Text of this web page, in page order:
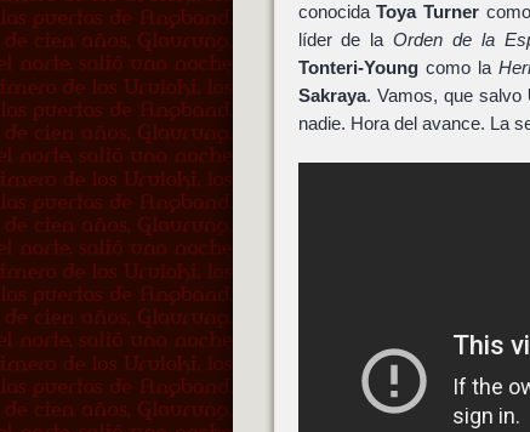
conocidaToya Turner como
líder de laOrden de la
Tonteri-Youngcomo la
Sakraya. Vamos, que salvo
nadie. Hora del avance. La